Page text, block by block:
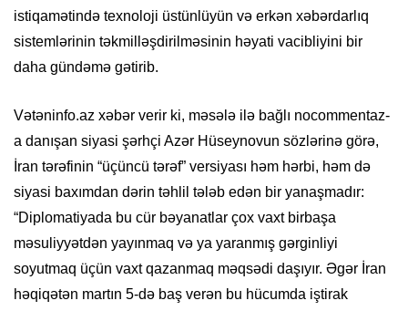
istiqamətində texnoloji üstünlüyün və erkən xəbərdarlıq
sistemlərinin təkmilləşdirilməsinin həyati vacibliyini bir
daha gündəmə gətirib.
Vətəninfo.az xəbər verir ki, məsələ ilə bağlı nocommentaz-
a danışan siyasi şərhçi Azər Hüseynovun sözlərinə görə,
İran tərəfinin “üçüncü tərəf” versiyası həm hərbi, həm də
siyasi baxımdan dərin təhlil tələb edən bir yanaşmadır:
“Diplomatiyada bu cür bəyanatlar çox vaxt birbaşa
məsuliyyətdən yayınmaq və ya yaranmış gərginliyi
soyutmaq üçün vaxt qazanmaq məqsədi daşıyır. Əgər İran
həqiqətən martın 5-də baş verən bu hücumda iştirak